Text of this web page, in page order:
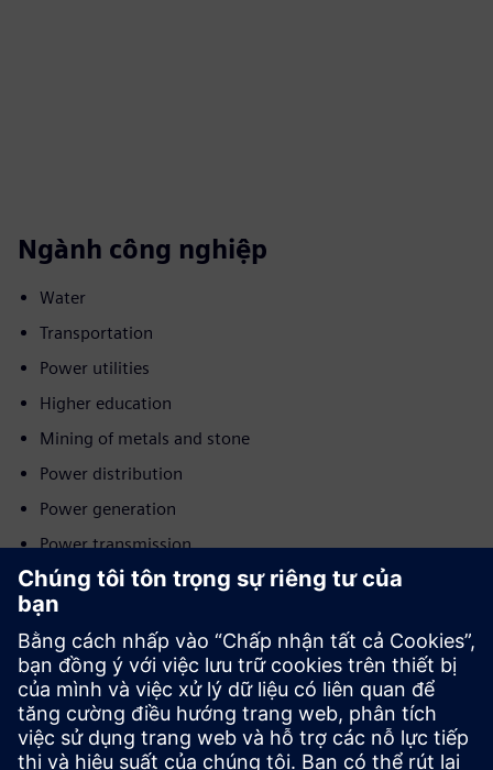
Ngành công nghiệp
Water
Transportation
Power utilities
Higher education
Mining of metals and stone
Power distribution
Power generation
Power transmission
Chuyển động
Build
Mở rộng hoặc xây dựng dựa trên sản phẩm/giải pháp
Siemens Xcelerator bằng cách xây dựng một sản phẩm mới
hoặc tạo ra một giải pháp khách hàng mới thông qua việc
tích hợp sản phẩm Siemens Xcelerator và sản phẩm của